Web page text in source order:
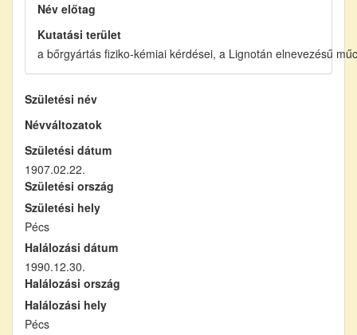
Név előtag
Kutatási terület
a bőrgyártás fiziko-kémiai kérdései, a Lignotán elnevezésű
Születési név
Névváltozatok
Születési dátum
1907.02.22.
Születési ország
Születési hely
Pécs
Halálozási dátum
1990.12.30.
Halálozási ország
Halálozási hely
Pécs